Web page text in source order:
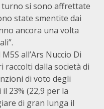
turno si sono affrettate
state smentite dai
ancora una volta
all’Ars Nuccio Di
raccolti dalla società di
di voto degli
23% (22,9 per la
di gran lunga il